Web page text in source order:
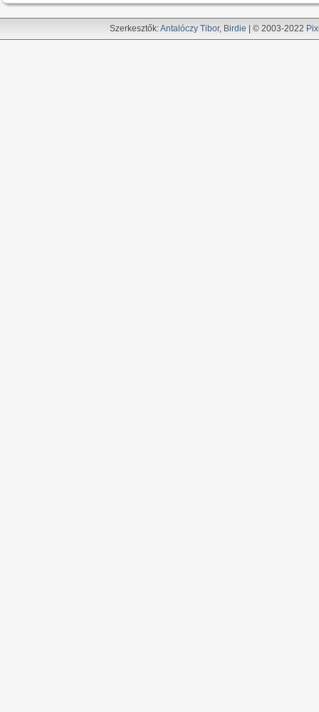
Szerkesztők:Antalóczy Tibor, Birdie | © 2003-2022